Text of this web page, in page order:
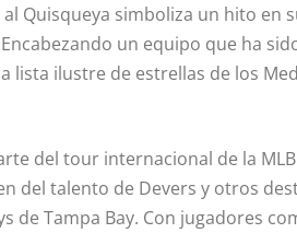
al Quisqueya simboliza un hito
un equipo que ha
lista ilustre de estrellas de los
del tour internacional de la
del talento de Devers y otros
de Tampa Bay. Con jugadores